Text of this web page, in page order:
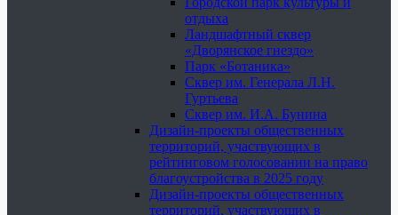
отдыха
Ландшафтный сквер
«Дворянское гнездо»
Парк «Ботаника»
Сквер им. Генерала Л.Н.
Гуртьева
Сквер им. И.А. Бунина
Дизайн-проекты общественных
территорий, участвующих в
рейтинговом голосовании на право
благоустройства в 2025 году
Дизайн-проекты общественных
территорий, участвующих в